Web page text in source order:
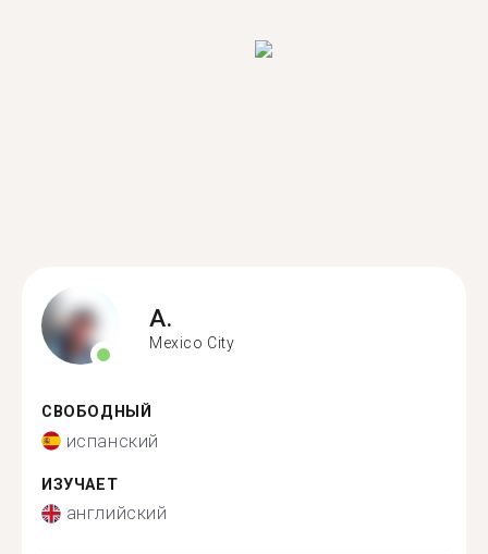
A.
Mexico City
СВОБОДНЫЙ
испанский
ИЗУЧАЕТ
английский